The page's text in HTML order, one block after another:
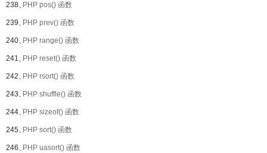
238、PHP pos() 函数
239、PHP prev() 函数
240、PHP range() 函数
241、PHP reset() 函数
242、PHP rsort() 函数
243、PHP shuffle() 函数
244、PHP sizeof() 函数
245、PHP sort() 函数
246、PHP uasort() 函数